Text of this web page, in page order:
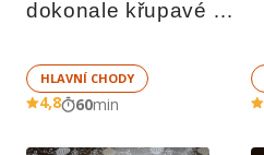
dokonale křupavé
HLAVNÍ CHODY
4,8 60min